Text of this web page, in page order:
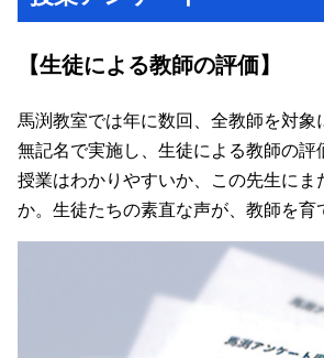
【生徒による教師の評価】
馬渕教室では年に数回、全教師を対象
無記名で実施し、生徒による教師の
授業はわかりやすいか、この先生にま
か。生徒たちの素直な声が、教師を育